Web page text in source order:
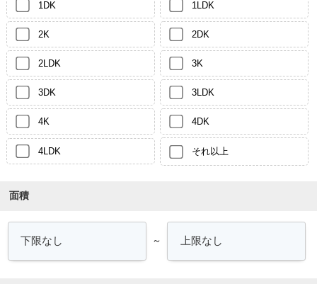
1DK 1LDK
2K 2DK
2LDK 3K
3DK 3LDK
4K 4DK
4LDK それ以上
面積
～